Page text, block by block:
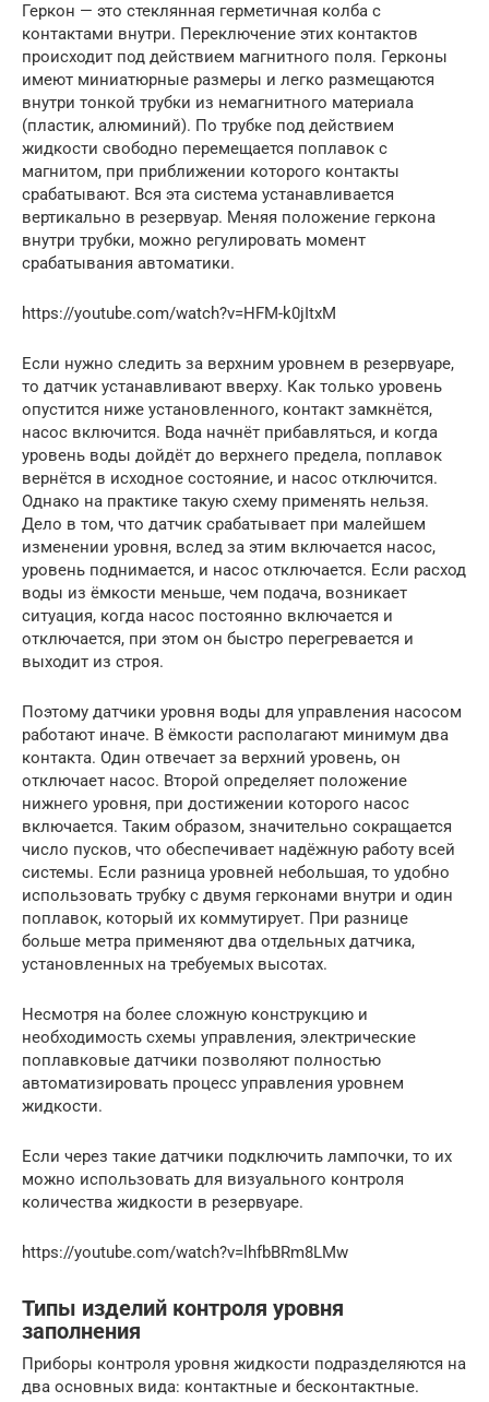
Геркон — это стеклянная герметичная колба с
контактами внутри. Переключение этих контактов
происходит под действием магнитного поля. Герконы
имеют миниатюрные размеры и легко размещаются
внутри тонкой трубки из немагнитного материала
(пластик, алюминий). По трубке под действием
жидкости свободно перемещается поплавок с
магнитом, при приближении которого контакты
срабатывают. Вся эта система устанавливается
вертикально в резервуар. Меняя положение геркона
внутри трубки, можно регулировать момент
срабатывания автоматики.
https://youtube.com/watch?v=HFM-k0jItxM
Если нужно следить за верхним уровнем в резервуаре,
то датчик устанавливают вверху. Как только уровень
опустится ниже установленного, контакт замкнётся,
насос включится. Вода начнёт прибавляться, и когда
уровень воды дойдёт до верхнего предела, поплавок
вернётся в исходное состояние, и насос отключится.
Однако на практике такую схему применять нельзя.
Дело в том, что датчик срабатывает при малейшем
изменении уровня, вслед за этим включается насос,
уровень поднимается, и насос отключается. Если расход
воды из ёмкости меньше, чем подача, возникает
ситуация, когда насос постоянно включается и
отключается, при этом он быстро перегревается и
выходит из строя.
Поэтому датчики уровня воды для управления насосом
работают иначе. В ёмкости располагают минимум два
контакта. Один отвечает за верхний уровень, он
отключает насос. Второй определяет положение
нижнего уровня, при достижении которого насос
включается. Таким образом, значительно сокращается
число пусков, что обеспечивает надёжную работу всей
системы. Если разница уровней небольшая, то удобно
использовать трубку с двумя герконами внутри и один
поплавок, который их коммутирует. При разнице
больше метра применяют два отдельных датчика,
установленных на требуемых высотах.
Несмотря на более сложную конструкцию и
необходимость схемы управления, электрические
поплавковые датчики позволяют полностью
автоматизировать процесс управления уровнем
жидкости.
Если через такие датчики подключить лампочки, то их
можно использовать для визуального контроля
количества жидкости в резервуаре.
https://youtube.com/watch?v=lhfbBRm8LMw
Типы изделий контроля уровня
заполнения
Приборы контроля уровня жидкости подразделяются на
два основных вида: контактные и бесконтактные.